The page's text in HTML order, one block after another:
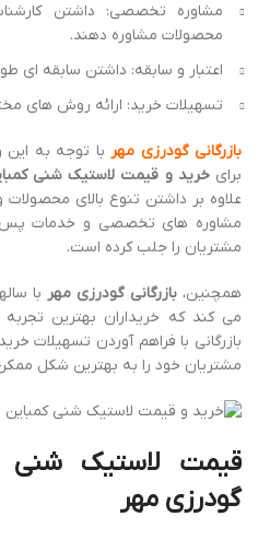
مشاوره تخصصی: داشتن
محصولات مشاوره دهند.
اعتبار و سابقه: داشتن سابقه ای
تسهیلات خرید: ارائه روش های
بازرگانی گودرزی مهربا توجه به این
برایخرید و قیمت لاستیک شنی
علاوه بر داشتن تنوع بالای محصولات
مشاوره های تخصصی و خدمات پس
مشتریان را جلب کرده است.
همچنین، بازرگانی گودرزی مهربا
می کند که خریداران بهترین
بازرگانی با فراهم آوردن تسهیلات
مشتریان خود را به بهترین شکل ممکن
قیمت لاستیک شنی
گودرزی مهر